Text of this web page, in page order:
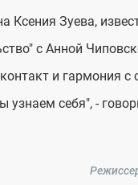
Ксения Зуева,
с Анной
и гармония
себя", -